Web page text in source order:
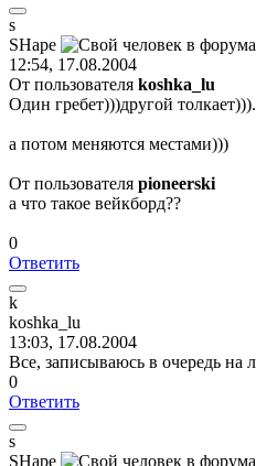
s
SHape
12:54, 17.08.2004
От пользователя koshka_lu
Один гребет)))другой
а потом меняются местами)))
От пользователя pioneerski
а что такое вейкборд??
0
Ответить
k
koshka_lu
13:03, 17.08.2004
Все, записываюсь в очередь на
0
Ответить
s
SHape